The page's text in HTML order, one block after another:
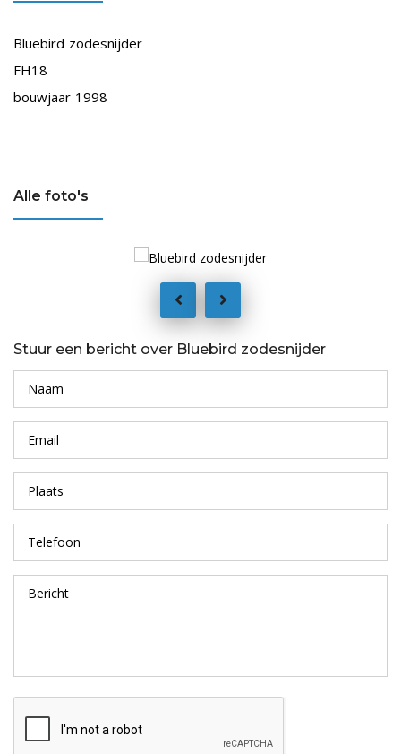
Bluebird zodesnijder
FH18
bouwjaar 1998
Alle foto's
Stuur een bericht over Bluebird zodesnijder